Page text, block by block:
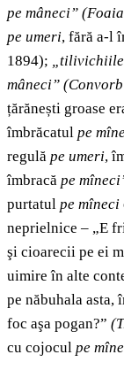
pe mâneci”
pe umeri, fără a-l
1894); „tilivichiile
mâneci”
țărănești groase
îmbrăcatul pe
regulă pe umeri,
îmbracă pe
purtatul pe mîneci
neprielnice – „E
şi cioarecii pe ei
uimire în alte
pe năbuhala asta,
foc aşa pogan?”
cu cojocul pe